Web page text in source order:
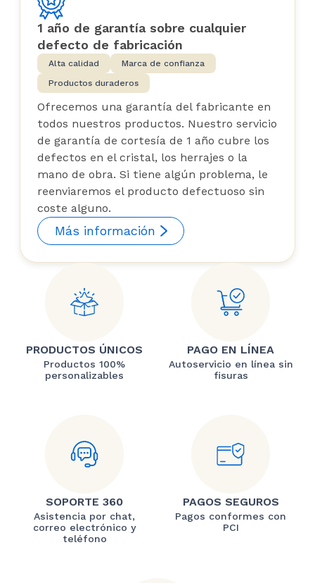
1 año de garantía sobre cualquier
defecto de fabricación
Alta calidad
Marca de confianza
Productos duraderos
Ofrecemos una garantía del fabricante en
todos nuestros productos. Nuestro servicio
de garantía de cortesía de 1 año cubre los
defectos en el cristal, los herrajes o la
mano de obra. Si tiene algún problema, le
reenviaremos el producto defectuoso sin
coste alguno.
Más información
PRODUCTOS ÚNICOS
Productos 100%
personalizables
PAGO EN LÍNEA
Autoservicio en línea sin
fisuras
SOPORTE 360
Asistencia por chat,
correo electrónico y
teléfono
PAGOS SEGUROS
Pagos conformes con
PCI